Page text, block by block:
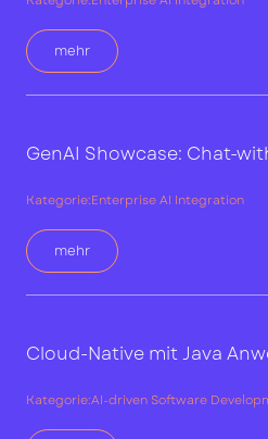
mehr
GenAI Showcase: Chat-
Kategorie:Enterprise AI Integration
mehr
Cloud-Native mit Java
Kategorie:AI-driven Software